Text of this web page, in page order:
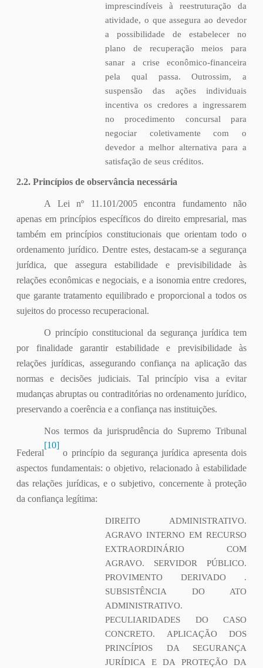
imprescindíveis à reestruturação da
atividade, o que assegura ao devedor
a possibilidade de estabelecer no
plano de recuperação meios para
sanar a crise econômico-financeira
pela qual passa. Outrossim, a
suspensão das ações individuais
incentiva os credores a ingressarem
no procedimento concursal para
negociar coletivamente com o
devedor a melhor alternativa para a
satisfação de seus créditos.
2.2. Princípios de observância necessária
A Lei nº 11.101/2005 encontra fundamento não
apenas em princípios específicos do direito empresarial, mas
também em princípios constitucionais que orientam todo o
ordenamento jurídico. Dentre estes, destacam-se a segurança
jurídica, que assegura estabilidade e previsibilidade às
relações econômicas e negociais, e a isonomia entre credores,
que garante tratamento equilibrado e proporcional a todos os
sujeitos do processo recuperacional.
O princípio constitucional da segurança jurídica tem
por finalidade garantir estabilidade e previsibilidade às
relações jurídicas, assegurando confiança na aplicação das
normas e decisões judiciais. Tal princípio visa a evitar
mudanças abruptas ou contraditórias no ordenamento jurídico,
preservando a coerência e a confiança nas instituições.
Nos termos da jurisprudência do Supremo Tribunal
Federal
[10]
o princípio da segurança jurídica apresenta dois
aspectos fundamentais: o objetivo, relacionado à estabilidade
das relações jurídicas, e o subjetivo, concernente à proteção
da confiança legítima:
DIREITO ADMINISTRATIVO.
AGRAVO INTERNO EM RECURSO
EXTRAORDINÁRIO COM
AGRAVO. SERVIDOR PÚBLICO.
PROVIMENTO DERIVADO .
SUBSISTÊNCIA DO ATO
ADMINISTRATIVO.
PECULIARIDADES DO CASO
CONCRETO. APLICAÇÃO DOS
PRINCÍPIOS DA SEGURANÇA
JURÍDICA E DA PROTEÇÃO DA